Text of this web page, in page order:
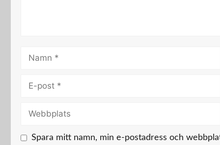
Namn
Webbplats
Spara mitt namn, min e-postadress och